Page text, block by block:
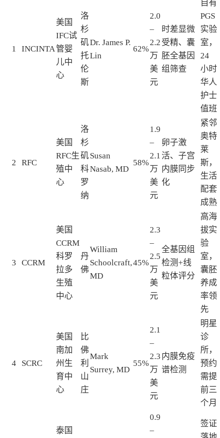
1 INCINTA
美国
IFC试
管婴
儿中
心
洛
杉
矶
托
伦
斯
Dr. James P.
Lin
62%
2.0
–
2.2
万
美
元
时差显微
受精、囊
胚全基因
组筛查
自有
PGS
实验
室，
24
小时
华人
护士
值班
2 RFC
美国
RFC生
殖中
心
洛
杉
矶
科
罗
纳
Susan
Nasab, MD
58%
1.9
–
2.1
万
美
元
卵子激
活、子宫
内膜同步
化
紧邻
奥特
莱
斯，
生活
配套
成熟
3 CCRM
美国
CCRM
科罗
拉多
生殖
中心
丹
佛
William
Schoolcraft,
MD
45%
2.3
–
2.5
万
美
元
全基因组
检测+线
粒体评分
高海
拔实
验
室，
囊胚
养成
率领
先
4 SCRC
美国
南加
州生
育中
心
比
佛
利
山
庄
Mark
Surrey, MD
55%
2.1
–
2.3
万
美
元
内膜免疫
谱检测
明星
诊
所，
预约
需提
前三
个月
泰国
0.9
–
签证